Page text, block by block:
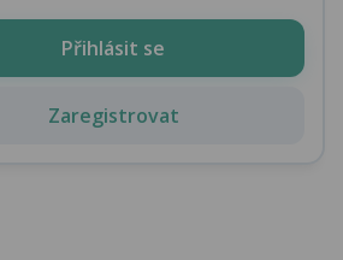
Přihlásit se
Zaregistrovat